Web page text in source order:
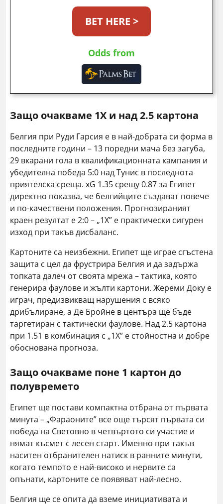
BET HERE >
Odds from
Защо очакваме 1X и над 2.5 картона
Белгия при Руди Гарсия е в най-добрата си форма в
последните години – 13 поредни мача без загуба,
29 вкарани гола в квалификационната кампания и
убедителна победа 5:0 над Тунис в последнота
приятелска среща. xG 1.35 срещу 0.87 за Египет
директно показва, че белгийците създават повече
и по-качествени положения. Прогнозираният
краен резултат е 2:0 – „1X” е практически сигурен
изход при такъв дисбаланс.
Картоните са неизбежни. Египет ще играе сгъстена
защита с цел да фрустрира Белгия и да задържа
топката далеч от своята мрежа – тактика, която
генерира фаулове и жълти картони. Жереми Доку е
играч, предизвикващ нарушения с всяко
дрибълиране, а Де Бройне в центъра ще бъде
таргетиран с тактически фаулове. Над 2.5 картона
при 1.51 в комбинация с „1X” е стойностна и добре
обоснована прогноза.
Защо очакваме поне 1 картон до
полувремето
Египет ще постави компактна отбрана от първата
минута – „Фараоните” все още търсят първата си
победа на Световно в четвъртото си участие и
нямат късмет с лесен старт. Именно при такъв
наситен отбранителен натиск в ранните минути,
когато темпото е най-високо и нервите са
опънати, картоните се появяват най-лесно.
Белгия ще се опита да вземе инициативата и